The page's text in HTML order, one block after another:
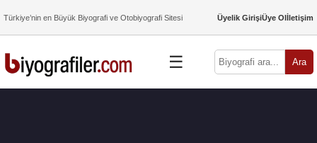
Türkiye’nin en Büyük Biyografi ve Otobiyografi Sitesi Üyelik GirişiÜye Olİletişim
☰ Ara